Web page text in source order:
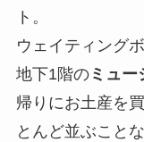
ト。
ウェイティング
地下1階のミュー
帰りにお土産を
とんど並ぶこと